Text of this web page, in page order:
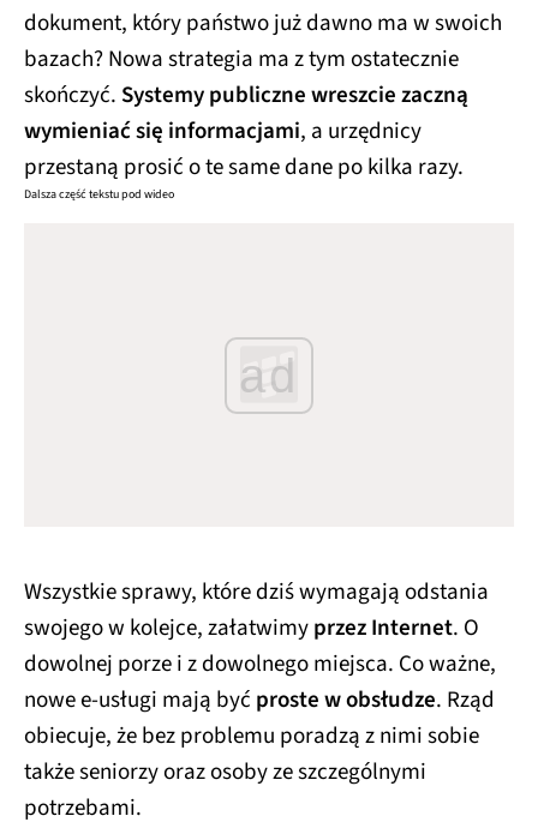
dokument, który państwo już dawno ma w swoich
bazach? Nowa strategia ma z tym ostatecznie
skończyć. Systemy publiczne wreszcie zaczną
wymieniać się informacjami, a urzędnicy
przestaną prosić o te same dane po kilka razy.
Dalsza część tekstu pod wideo
ad
Wszystkie sprawy, które dziś wymagają odstania
swojego w kolejce, załatwimyprzez Internet. O
dowolnej porze i z dowolnego miejsca. Co ważne,
nowe e-usługi mają być proste w obsłudze. Rząd
obiecuje, że bez problemu poradzą z nimi sobie
także seniorzy oraz osoby ze szczególnymi
potrzebami.